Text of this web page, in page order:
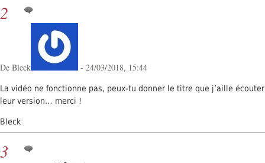
2
De Bleck - 24/03/2018, 15:44
La vidéo ne fonctionne pas, peux-tu donner le titre que j’aille écouter
leur version… merci !
Bleck
3